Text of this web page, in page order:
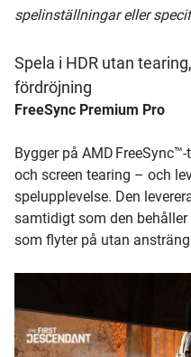
spelinställningar eller
Spela i HDR utan
fördröjning
FreeSync Premium Pro
Bygger på AMD
och screen tearing – och
spelupplevelse. Den
samtidigt som den
som flyter på utan